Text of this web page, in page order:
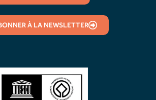
À LA NEWSLETTER